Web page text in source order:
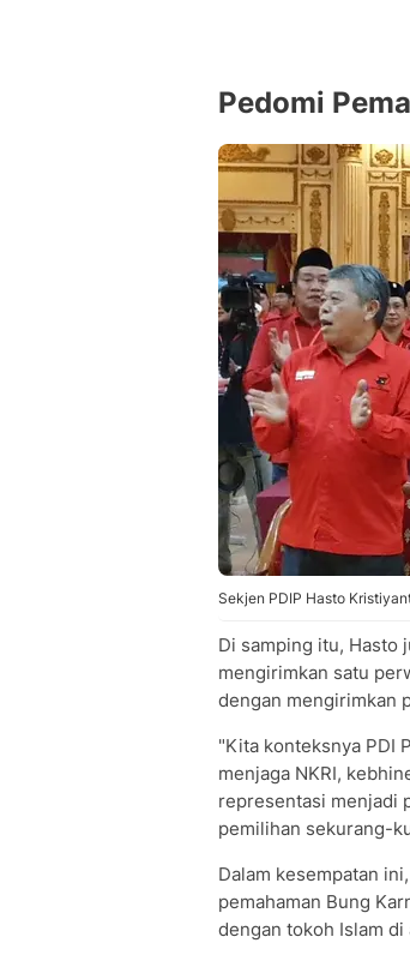
Pedomi
Sekjen PDIP Hasto
Di samping itu, Hasto
mengirimkan satu
dengan mengirimkan
"Kita konteksnya PDI
menjaga NKRI,
representasi menjadi
pemilihan sekurang-
Dalam kesempatan
pemahaman Bung
dengan tokoh Islam di